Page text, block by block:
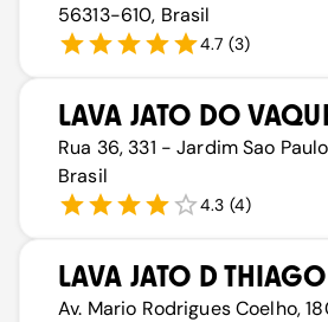
56313-610, Brasil
4.7 (3)
LAVA JATO DO
Rua 36, 331 - Jardim Sao
Brasil
4.3 (4)
LAVA JATO D THIAGO
Av. Mario Rodrigues Coelho,